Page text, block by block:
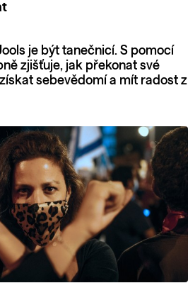
je být tanečnicí. S pomocí
zjišťuje, jak překonat své
sebevědomí a mít radost z